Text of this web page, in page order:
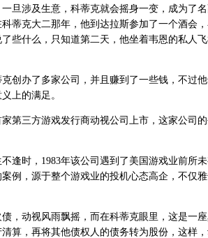
旦涉及生意，科蒂克就会摇身一变，成为了
蒂克大二那年，他到达拉斯参加了一个酒会
些什么，只知道第二天，他坐着韦恩的私人
办了多家公司，并且赚到了一些钱，不过
上的满足。
三方游戏发行商动视公司上市，这家公司
时，1983年该公司遇到了美国游戏业前所未
例，源于整个游戏业的投机心态高企，不仅
动视风雨飘摇，而在科蒂克眼里，这是一
算，再将其他债权人的债务转为股份，这样